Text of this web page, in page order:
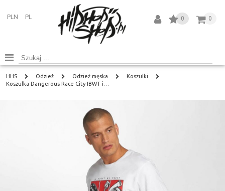
PLN PL 0
0
HHS Odzież Odzież męska
Koszulki
Koszulka Dangerous Race City IBWT i…